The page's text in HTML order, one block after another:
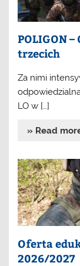
POLIGON
trzecich
Za nimi
LO w […]
» Read
Oferta
2026/2027